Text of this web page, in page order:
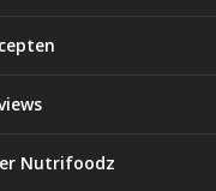
Nutrifoodz